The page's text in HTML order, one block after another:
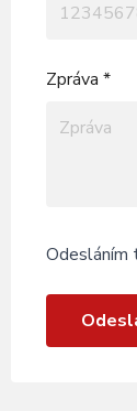
Zpráva *
Odesláním